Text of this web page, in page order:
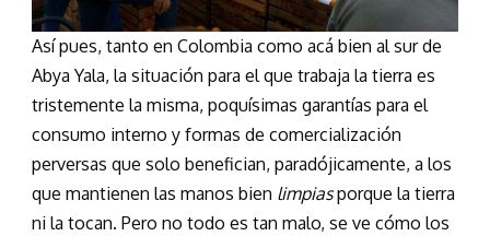
Así pues, tanto en Colombia como acá bien al sur de
Abya Yala, la situación para el que trabaja la tierra es
tristemente la misma, poquísimas garantías para el
consumo interno y formas de comercialización
perversas que solo benefician, paradójicamente, a los
que mantienen las manos bien limpiasporque la tierra
ni la tocan. Pero no todo es tan malo, se ve cómo los